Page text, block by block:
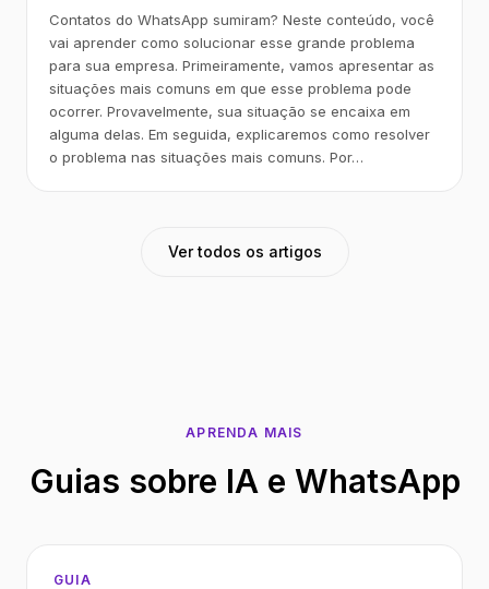
Contatos do WhatsApp sumiram? Neste conteúdo, você
vai aprender como solucionar esse grande problema
para sua empresa. Primeiramente, vamos apresentar as
situações mais comuns em que esse problema pode
ocorrer. Provavelmente, sua situação se encaixa em
alguma delas. Em seguida, explicaremos como resolver
o problema nas situações mais comuns. Por…
Ver todos os artigos
APRENDA MAIS
Guias sobre IA e WhatsApp
GUIA